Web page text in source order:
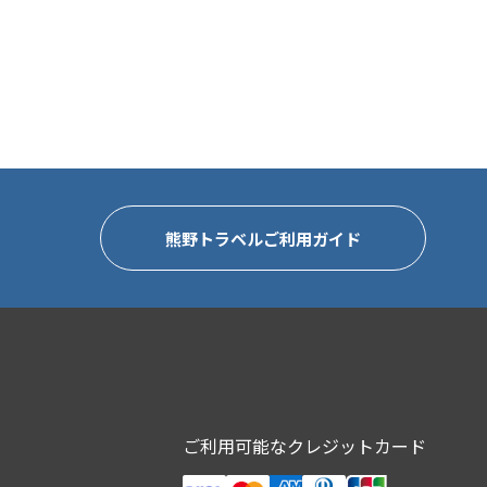
熊野トラベルご利用ガイド
ご利用可能なクレジットカード